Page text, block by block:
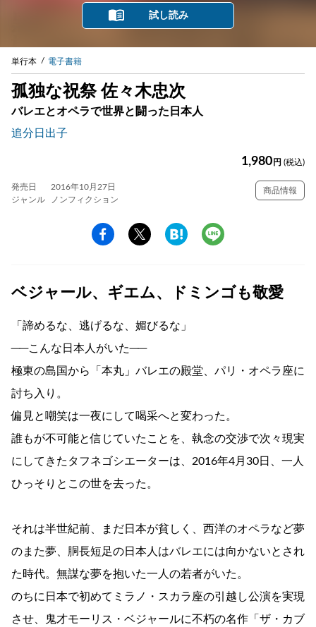
試し読み
単行本 電子書籍
孤独な祝祭 佐々木忠次
バレエとオペラで世界と闘った日本人
追分日出子
1,980 円 (税込)
発売日
2016年10月27日
ジャンル
ノンフィクション
商品情報
ベジャール、ギエム、ドミンゴも敬愛
「諦めるな、逃げるな、媚びるな」
──こんな日本人がいた──
極東の島国から「本丸」バレエの殿堂、パリ・オペラ座に
討ち入り。
偏見と嘲笑は一夜にして喝采へと変わった。
誰もが不可能と信じていたことを、執念の交渉で次々現実
にしてきたタフネゴシエーターは、2016年4月30日、一人
ひっそりとこの世を去った。
それは半世紀前、まだ日本が貧しく、西洋のオペラなど夢
のまた夢、胴長短足の日本人はバレエには向かないとされ
た時代。無謀な夢を抱いた一人の若者がいた。
のちに日本で初めてミラノ・スカラ座の引越し公演を実現
させ、鬼才モーリス・ベジャールに不朽の名作「ザ・カブ